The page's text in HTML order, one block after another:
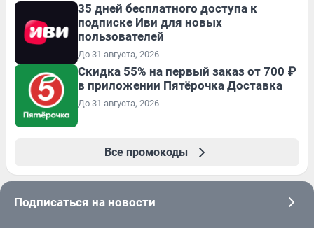
35 дней бесплатного доступа к
подписке Иви для новых
пользователей
До 31 августа, 2026
Скидка 55% на первый заказ от 700 ₽
в приложении Пятёрочка Доставка
До 31 августа, 2026
Все промокоды
Подписаться на новости